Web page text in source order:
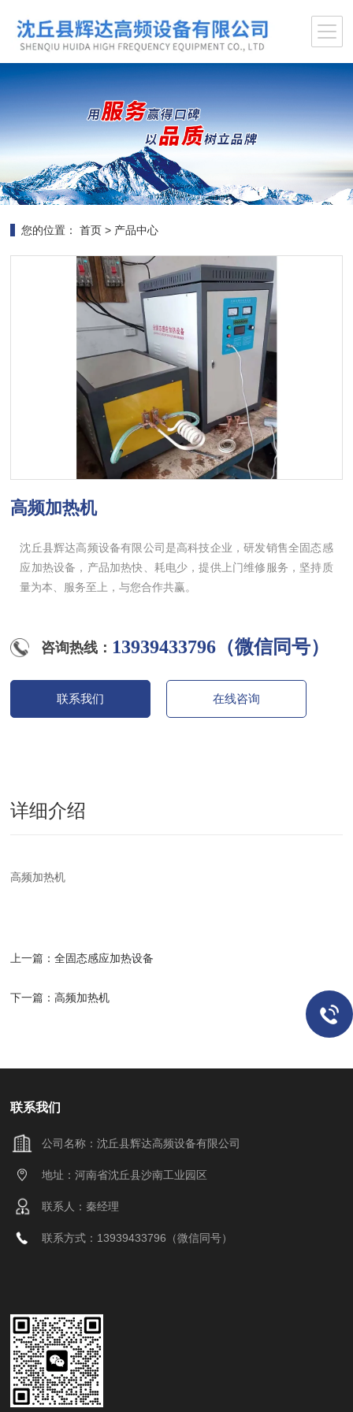
您的位置： 首页 > 产品中心
高频加热机
沈丘县辉达高频设备有限公司是高科技企业，研发销售全固态感
应加热设备，产品加热快、耗电少，提供上门维修服务，坚持质
量为本、服务至上，与您合作共赢。
咨询热线： 13939433796（微信同号）
联系我们 在线咨询
详细介绍
高频加热机
上一篇：全固态感应加热设备
下一篇：高频加热机
联系我们
公司名称：沈丘县辉达高频设备有限公司
地址：河南省沈丘县沙南工业园区
联系人：秦经理
联系方式：13939433796（微信同号）